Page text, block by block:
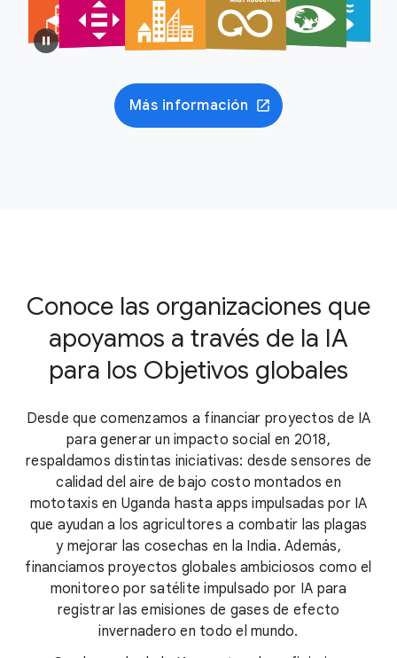
Más información
Conoce las organizaciones que
apoyamos a través de la IA
para los Objetivos globales
Desde que comenzamos a financiar proyectos de IA
para generar un impacto social en 2018,
respaldamos distintas iniciativas: desde sensores de
calidad del aire de bajo costo montados en
mototaxis en Uganda hasta apps impulsadas por IA
que ayudan a los agricultores a combatir las plagas
y mejorar las cosechas en la India. Además,
financiamos proyectos globales ambiciosos como el
monitoreo por satélite impulsado por IA para
registrar las emisiones de gases de efecto
invernadero en todo el mundo.